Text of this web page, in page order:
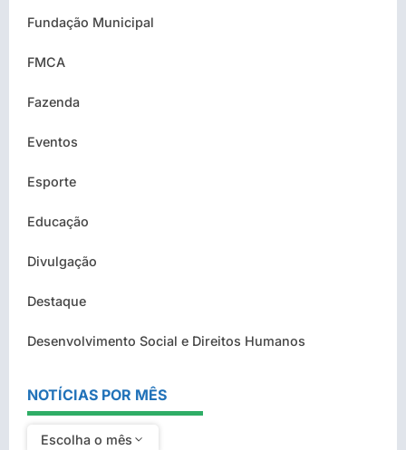
Fundação Municipal
FMCA
Fazenda
Eventos
Esporte
Educação
Divulgação
Destaque
Desenvolvimento Social e Direitos Humanos
NOTÍCIAS POR MÊS
Escolha o mês